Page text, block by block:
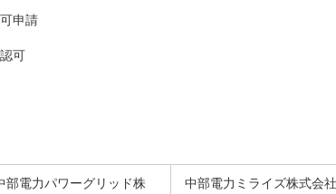
申請
可
部電力パワーグリッド株
中部電力ミライズ株式会